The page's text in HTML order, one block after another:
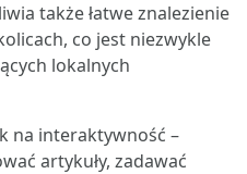
także łatwe znalezienie
co jest niezwykle
lokalnych
na interaktywność –
artykuły, zadawać